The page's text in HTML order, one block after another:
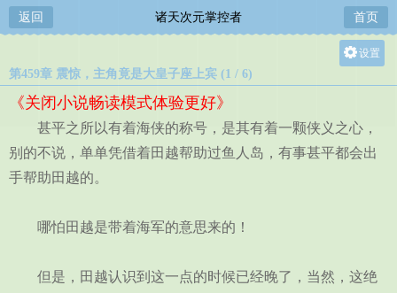
返回 诸天次元掌控者 首页
设置
中
小
第459章 震惊，主角竟是大皇子座上宾 (1 / 6)
《关闭小说畅读模式体验更好》
甚平之所以有着海侠的称号，是其有着一颗侠义之心，
别的不说，单单凭借着田越帮助过鱼人岛，有事甚平都会出
手帮助田越的。
哪怕田越是带着海军的意思来的！
但是，田越认识到这一点的时候已经晚了，当然，这绝